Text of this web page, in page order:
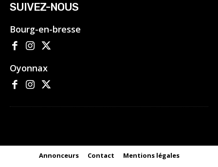
SUIVEZ-NOUS
Bourg-en-bresse
Oyonnax
Annonceurs Contact Mentions légales